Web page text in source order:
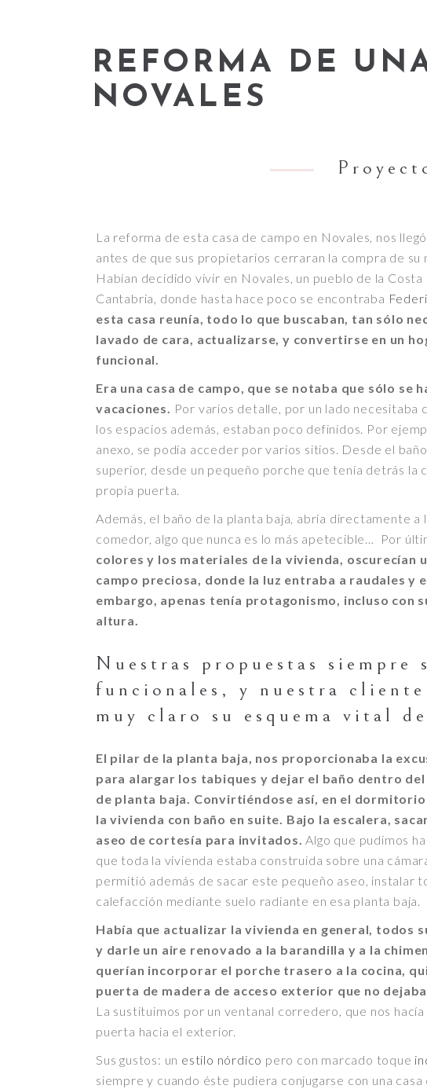
REFORMA DE
NOVALES
La reforma de esta casa de campo en Novales, nos
antes de que sus propietarios cerraran la compra de su
Habían decidido vivir en Novales, un pueblo de la Costa
Cantabria, donde hasta hace poco se encontraba
esta casa reunía, todo lo que buscaban, tan sólo
lavado de cara, actualizarse, y convertirse en un
funcional.
Era una casa de campo, que se notaba que sólo se
vacaciones. Por varios detalle, por un lado necesitaba
los espacios además, estaban poco definidos. Por
anexo, se podía acceder por varios sitios. Desde el
superior, desde un pequeño porche que tenía detrás la
propia puerta.
Además, el baño de la planta baja, abría directamente a
comedor, algo que nunca es lo más apetecible… Por
colores y los materiales de la vivienda, oscurecían
campo preciosa, donde la luz entraba a raudales y
embargo, apenas tenía protagonismo, incluso con
altura.
Nuestras propuestas siempre
funcionales, y nuestra
muy claro su esquema vital
El pilar de la planta baja, nos proporcionaba la
para alargar los tabiques y dejar el baño dentro
de planta baja. Convirtiéndose así, en el
la vivienda con baño en suite. Bajo la escalera,
aseo de cortesía para invitados. Algo que pudimos
que toda la vivienda estaba construida sobre una
permitió además de sacar este pequeño aseo, instalar
calefacción mediante suelo radiante en esa planta baja.
Había que actualizar la vivienda en general, todos
y darle un aire renovado a la barandilla y a la
querían incorporar el porche trasero a la cocina,
puerta de madera de acceso exterior que no
La sustituimos por un ventanal corredero, que nos
puerta hacia el exterior.
Sus gustos: un estilo nórdico pero con marcado toque
siempre y cuando éste pudiera conjugarse con una casa